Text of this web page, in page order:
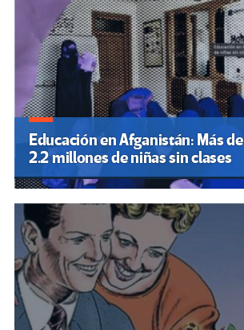
Educación en Afganistán: Más de
2.2 millones de niñas sin clases